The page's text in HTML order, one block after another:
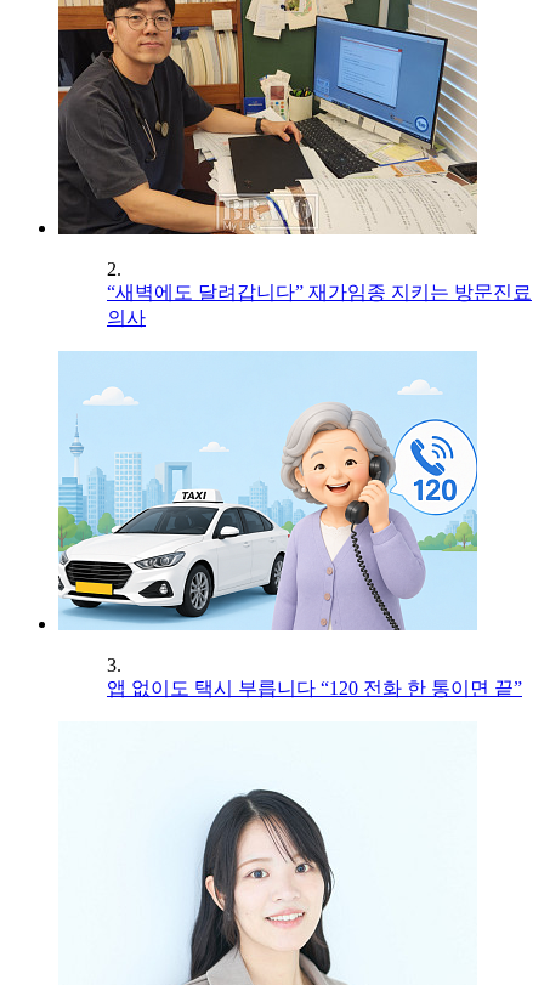
2.
“새벽에도 달려갑니다” 재가임종 지키는 방문진료
의사
3.
앱 없이도 택시 부릅니다 “120 전화 한 통이면 끝”